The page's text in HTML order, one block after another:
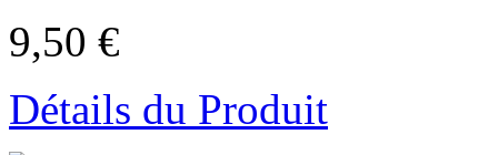
9,50 €
Détails du Produit